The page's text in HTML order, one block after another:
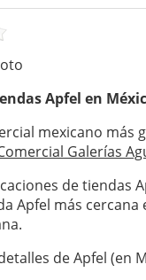
Apfel en
mexicano más
Galerías
de tiendas
Apfel más
de Apfel (en